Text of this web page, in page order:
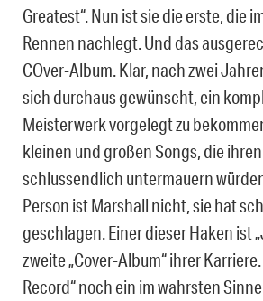
Greatest“. Nun ist sie die erste, die
Rennen nachlegt. Und das
COver-Album. Klar, nach zwei
sich durchaus gewünscht, ein
Meisterwerk vorgelegt zu
kleinen und großen Songs, die
schlussendlich untermauern
Person ist Marshall nicht, sie hat
geschlagen. Einer dieser Haken ist
zweite „Cover-Album“ ihrer Karriere.
Record“ noch ein im wahrsten